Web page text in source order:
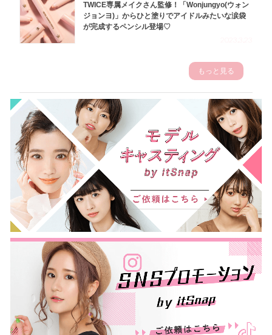
TWICE専属メイクさん監修！「Wonjungyo(ウォン
ジョンヨ)」からひと塗りでアイドルみたいな涙袋
が完成するペンシル登場♡
もっと見る